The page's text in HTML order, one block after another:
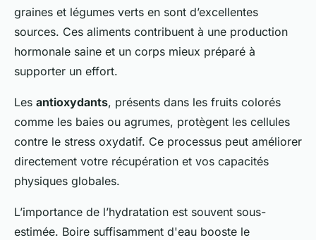
graines et légumes verts en sont d’excellentes
sources. Ces aliments contribuent à une production
hormonale saine et un corps mieux préparé à
supporter un effort.
Les antioxydants, présents dans les fruits colorés
comme les baies ou agrumes, protègent les cellules
contre le stress oxydatif. Ce processus peut améliorer
directement votre récupération et vos capacités
physiques globales.
L’importance de l’hydratation est souvent sous-
estimée. Boire suffisamment d'eau booste le